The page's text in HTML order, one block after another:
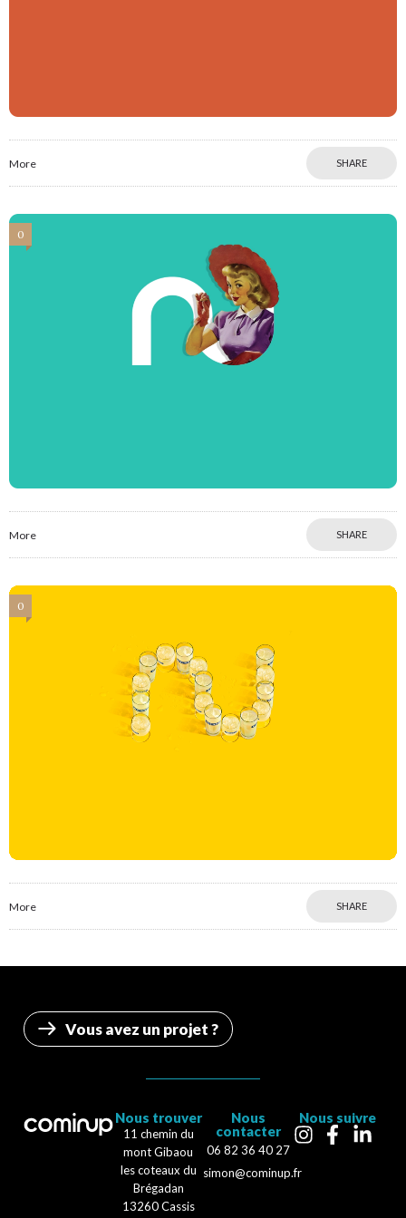
More SHARE
0
More SHARE
0
More SHARE
Vous avez un projet ?
Nous trouver
11 chemin du
mont Gibaou
les coteaux du
Brégadan
13260 Cassis
Nous
contacter
06 82 36 40 27
simon@cominup.fr
Nous suivre